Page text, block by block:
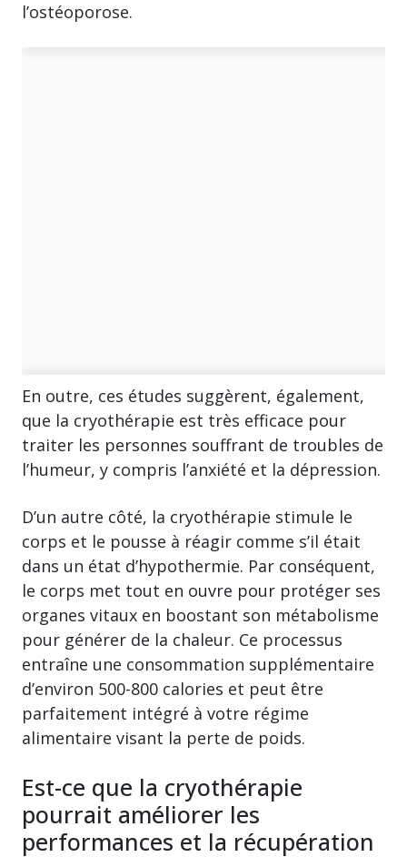
l’ostéoporose.
En outre, ces études suggèrent, également,
que la cryothérapie est très efficace pour
traiter les personnes souffrant de troubles de
l’humeur, y compris l’anxiété et la dépression.
D’un autre côté, la cryothérapie stimule le
corps et le pousse à réagir comme s’il était
dans un état d’hypothermie. Par conséquent,
le corps met tout en ouvre pour protéger ses
organes vitaux en boostant son métabolisme
pour générer de la chaleur. Ce processus
entraîne une consommation supplémentaire
d’environ 500-800 calories et peut être
parfaitement intégré à votre régime
alimentaire visant la perte de poids.
Est-ce que la cryothérapie
pourrait améliorer les
performances et la récupération